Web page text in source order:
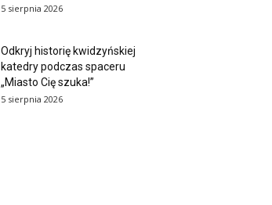
5 sierpnia 2026
Odkryj historię kwidzyńskiej
katedry podczas spaceru
„Miasto Cię szuka!”
5 sierpnia 2026